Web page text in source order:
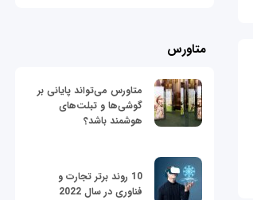
متاورس
متاورس می‌تواند پایانی بر
گوشی‌ها و تبلت‌های
هوشمند باشد؟
10 روند برتر تجارت و
فناوری در سال 2022